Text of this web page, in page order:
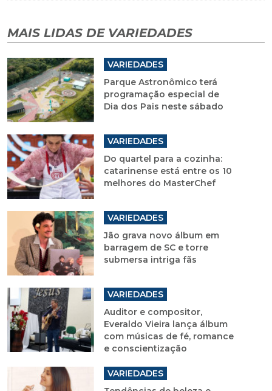
MAIS LIDAS DE VARIEDADES
VARIEDADES
Parque Astronômico terá
programação especial de
Dia dos Pais neste sábado
VARIEDADES
Do quartel para a cozinha:
catarinense está entre os 10
melhores do MasterChef
VARIEDADES
Jão grava novo álbum em
barragem de SC e torre
submersa intriga fãs
VARIEDADES
Auditor e compositor,
Everaldo Vieira lança álbum
com músicas de fé, romance
e conscientização
VARIEDADES